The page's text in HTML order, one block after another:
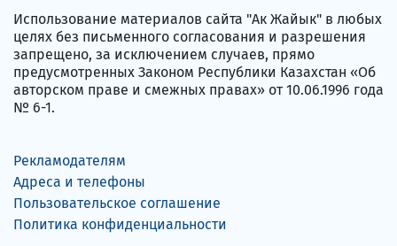
Использование материалов сайта "Ак Жайык" в любых
целях без письменного согласования и разрешения
запрещено, за исключением случаев, прямо
предусмотренных Законом Республики Казахстан «Об
авторском праве и смежных правах» от 10.06.1996 года
№ 6-1.
Рекламодателям
Адреса и телефоны
Пользовательское соглашение
Политика конфиденциальности